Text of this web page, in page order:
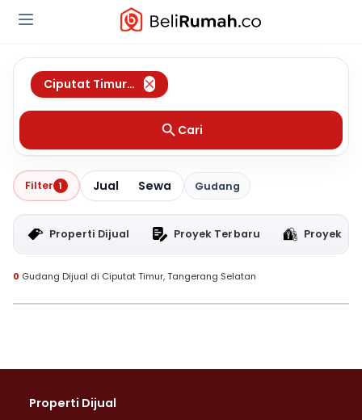
Ciputat Timur
,Tangerang Selatan
Cari
Filter 1 Jual Sewa Gudang
Properti Dijual Proyek Terbaru Proyek
0 Gudang Dijual di Ciputat Timur, Tangerang Selatan
Properti Dijual